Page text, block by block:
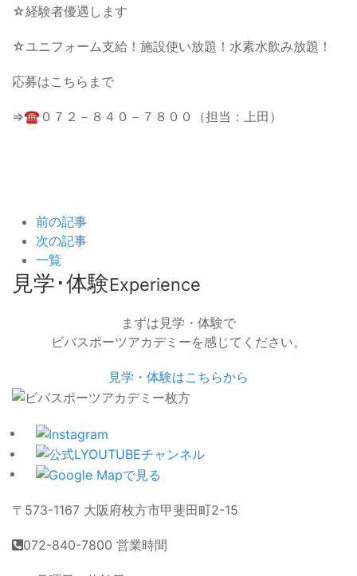
☆経験者優遇します
☆ユニフォーム支給！施設使い放題！水素水飲み放題！
応募はこちらまで
⇒☎０７２－８４０－７８００（担当：上田）
前の記事
次の記事
一覧
見学･体験Experience
まずは見学・体験で
ビバスポーツアカデミーを感じてください。
見学・体験はこちらから
〒573-1167 大阪府枚方市甲斐田町2-15
072-840-7800 営業時間